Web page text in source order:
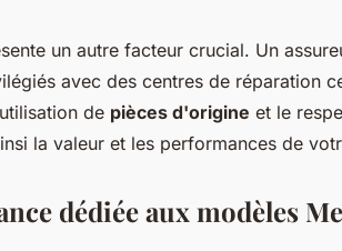
un autre facteur crucial. Un
avec des centres de réparation
de pièces d'origine et le
la valeur et les performances de
dédiée aux modèles